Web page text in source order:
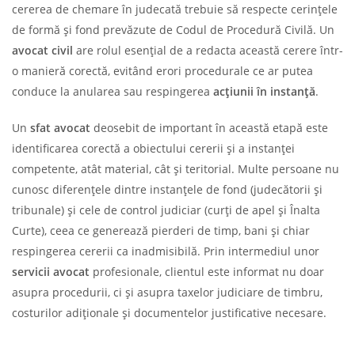
cererea de chemare în judecată trebuie să respecte cerințele
de formă și fond prevăzute de Codul de Procedură Civilă. Un
avocat civil are rolul esențial de a redacta această cerere într-
o manieră corectă, evitând erori procedurale ce ar putea
conduce la anularea sau respingerea acțiunii în instanță.
Un sfat avocat deosebit de important în această etapă este
identificarea corectă a obiectului cererii și a instanței
competente, atât material, cât și teritorial. Multe persoane nu
cunosc diferențele dintre instanțele de fond (judecătorii și
tribunale) și cele de control judiciar (curți de apel și Înalta
Curte), ceea ce generează pierderi de timp, bani și chiar
respingerea cererii ca inadmisibilă. Prin intermediul unor
servicii avocat profesionale, clientul este informat nu doar
asupra procedurii, ci și asupra taxelor judiciare de timbru,
costurilor adiționale și documentelor justificative necesare.